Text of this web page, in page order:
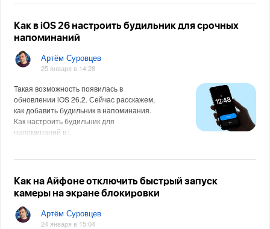
Как в iOS 26 настроить будильник для срочных
напоминаний
Артём Суровцев
25 января в 14:28
Такая возможность появилась в
обновлении iOS 26.2. Сейчас расскажем,
как добавить будильник в напоминания.
Как настроить будильник для
напоминаний в i
Как на Айфоне отключить быстрый запуск
камеры на экране блокировки
Артём Суровцев
24 января в 15:04